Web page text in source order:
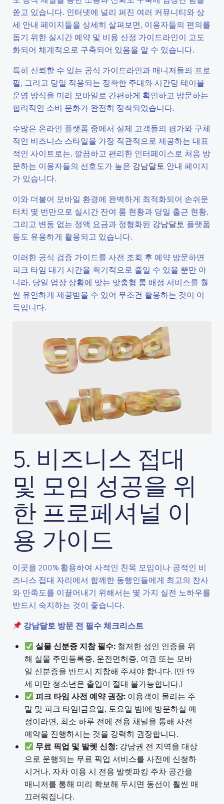
쏟고 있습니다. 인터넷에 널리 퍼진 여러 커뮤니티와 상
세 안내 페이지들을 상세히 살펴보면, 이용자들의 편의를
돕기 위한 실시간 예약 및 비용 산정 가이드라인이 고도
화되어 체계적으로 구축되어 있음을 알 수 있습니다.
특히 신뢰할 수 있는 공식 가이드라인과 매니저들의 프로
필, 그리고 당일 적용되는 정확한 주대와 시간당 테이블
운영 방식을 미리 모바일로 간편하게 확인하고 방문하는
합리적인 소비 문화가 완전히 정착되었습니다.
수많은 온라인 플랫폼 중에서 실제 고객들의 평가와 구체
적인 비즈니스 스타일을 가장 직관적으로 제공하는 대표
적인 사이트로는, 깔끔하고 편리한 인터페이스로 처음 방
문하는 이용자들의 선호도가 높은 강남달토 안내 페이지
가 있습니다.
이와 더불어 모바일 환경에 완벽하게 최적화되어 손쉬운
터치 몇 번만으로 실시간 잔여 룸 현황과 당일 출근 현황,
그리고 변동 없는 정액 요금과 정형화된 강남달토 플랫폼
등도 유용하게 활용되고 있습니다.
이러한 공식 검증 가이드를 사전 조회 후 예약 방문하면
피크 타임 대기 시간을 획기적으로 줄일 수 있을 뿐만 아
니라, 당일 업장 상황에 맞는 맞춤형 룸 배정 서비스를 훨
씬 유연하게 제공받을 수 있어 무조건 활용하는 것이 이
득입니다.
5. 비즈니스 접대
및 모임 성공을 위
한 프로페셔널 이
용 가이드
이곳을 200% 활용하여 사적인 친목 모임이나 공적인 비
즈니스 접대 자리에서 함께한 동행인들에게 최고의 찬사
와 만족도를 이끌어내기 위해서는 몇 가지 실전 노하우를
반드시 숙지하는 것이 좋습니다.
강남달토 방문 전 필수 체크리스트
실물 신분증 지참 필수: 철저한 성인 인증을 위
해 실물 주민등록증, 운전면허증, 여권 또는 모바
일 신분증을 반드시 지참해 주셔야 합니다. (만 19
세 미만 청소년은 출입이 절대 불가능합니다.)
피크 타임 사전 예약 권장: 이용객이 몰리는 주
말 및 피크 타임(금요일, 토요일 밤)에 방문하실 예
정이라면, 최소 하루 전에 전용 채널을 통해 사전
예약을 진행하시는 것을 강력히 권장합니다.
무료 픽업 및 발렛 신청: 강남권 전 지역을 대상
으로 운행되는 무료 픽업 서비스를 사전에 신청하
시거나, 자차 이용 시 전용 발렛파킹 주차 공간을
매니저를 통해 미리 확보해 두시면 동선이 훨씬 매
끄러워집니다.